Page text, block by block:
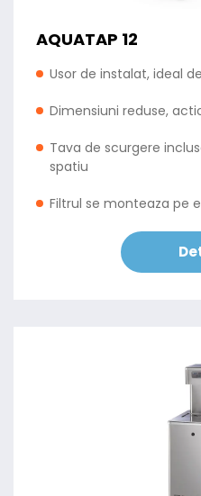
AQUATAP 12
Usor de instalat, ideal
Dimensiuni reduse,
Tava de scurgere
spatiu
Filtrul se monteaza pe